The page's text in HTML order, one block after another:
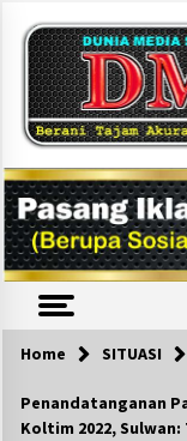
content
Home SITUASI
Penandatanganan
Koltim 2022,